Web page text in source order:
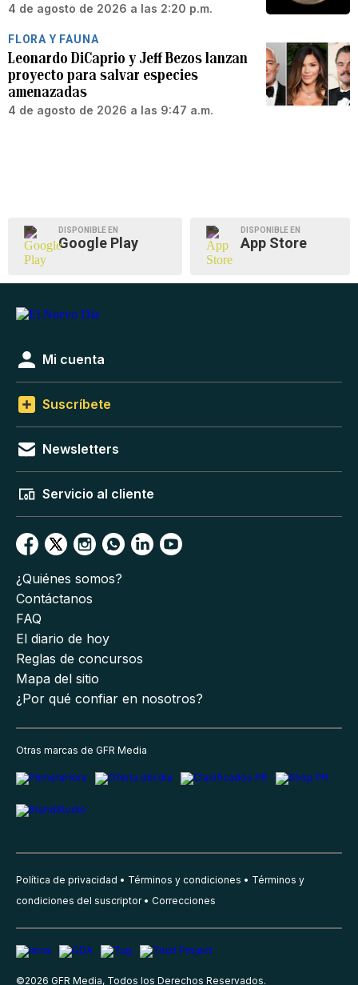
4 de agosto de 2026 a las 2:20 p.m.
FLORA Y FAUNA
Leonardo DiCaprio y Jeff Bezos lanzan
proyecto para salvar especies
amenazadas
4 de agosto de 2026 a las 9:47 a.m.
DISPONIBLE EN
Google Play
DISPONIBLE EN
App Store
Mi cuenta
Suscríbete
Newsletters
Servicio al cliente
¿Quiénes somos?
Contáctanos
FAQ
El diario de hoy
Reglas de concursos
Mapa del sitio
¿Por qué confiar en nosotros?
Otras marcas de GFR Media
Política de privacidad Términos y condiciones
Términos y
condiciones del suscriptor
Correcciones
©2026 GFR Media, Todos los Derechos Reservados.